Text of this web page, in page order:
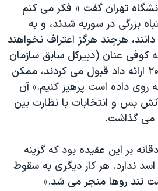
تهران گفت « فکر می کنم
بزرگی در سوریه شدند، و به
هرچند هرگز اعتراف نخواهند
کوفی عنان (دبیرکل سابق سازمان
ملل متحد) در سال ۲۰۱۲ ارائه داد قبول می کردند، ممکن
روی داده است پرهیز کنیم.» آن
بس و انتخابات با نظارت بین
می گذاشت.
بر این عقیده بود که گزینه
ندارد. هر کار دیگری به سقوط
تند روها منجر می شد.»